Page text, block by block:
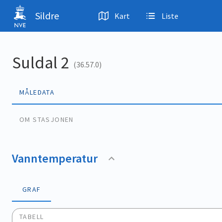
Hopp til hovedinnhold
Sildre Kart Liste
Suldal 2 (36.57.0)
MÅLEDATA
OM STASJONEN
Vanntemperatur
GRAF
TABELL